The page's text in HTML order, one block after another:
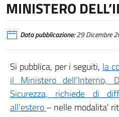
MINISTERO
Data pubblicazione:29 Dicembre
Si pubblica, per i seguiti, la
il Ministero dell’Interno,
Sicurezza, richiede di
all’estero– nelle modalita’